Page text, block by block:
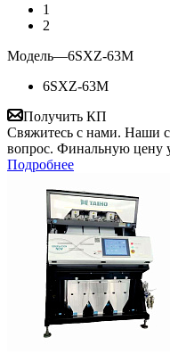
1
2
Модель—6SXZ-63М
6SXZ-63М
Получить КП
Свяжитесь с нами. Наши
вопрос. Финальную цену
Подробнее